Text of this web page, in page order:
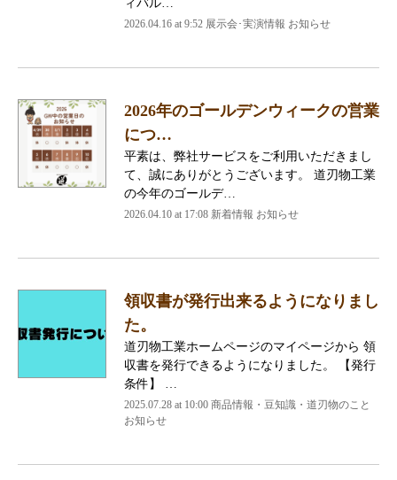
ィバル…
2026.04.16 at 9:52 展示会･実演情報 お知らせ
2026年のゴールデンウィークの営業
につ…
平素は、弊社サービスをご利用いただきまし
て、誠にありがとうございます。 道刃物工業
の今年のゴールデ…
2026.04.10 at 17:08 新着情報 お知らせ
領収書が発行出来るようになりまし
た。
道刃物工業ホームページのマイページから 領
収書を発行できるようになりました。 【発行
条件】 …
2025.07.28 at 10:00 商品情報・豆知識・道刃物のこと
お知らせ